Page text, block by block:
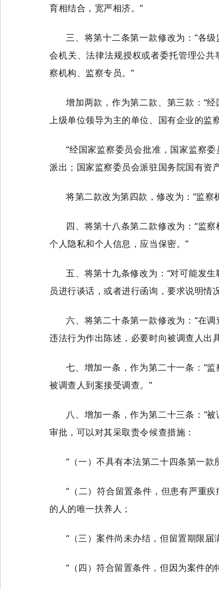
育相结合，宽严相济。”
三、将第十二条第一款修改为：“各
会机关、法律法规授权或者委托管理公
察机构、监察专员。”
增加两款，作为第二款、第三款：“
上级单位领导为主的单位、国有企业的监
“经国家监察委员会批准，国家监察
派出；国家监察委员会派驻国务院国有资
将第二款改为第四款，修改为：“监
四、将第十八条第二款修改为：“监
个人隐私和个人信息，应当保密。”
五、将第十九条修改为：“对可能发
员进行谈话，或者进行函询，要求说明情
六、将第二十条第一款修改为：“在
违法行为作出陈述，必要时向被调查人出
七、增加一条，作为第二十一条：“
被调查人到案接受调查。”
八、增加一条，作为第二十三条：“
审批，可以对其采取责令候查措施：
“（一）不具有本法第二十四条第一款
“（二）符合留置条件，但患有严重
的人的唯一扶养人；
“（三）案件尚未办结，但留置期限
“（四）符合留置条件，但因为案件